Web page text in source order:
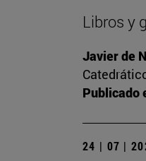
Libros y
Javier de
Publicado
24 | 07 |